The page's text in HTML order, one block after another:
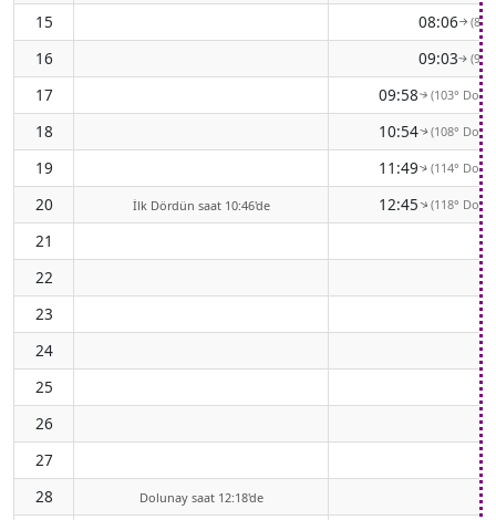
15 08:06↑
16 09:03↑
17 09:58↑(103°
18 10:54↑(108°
19 11:49↑(114°
20 İlk Dördün saat 10:46'de 12:45↑(118°
21
22
23
24
25
26
27
28
Dolunay saat 12:18'de